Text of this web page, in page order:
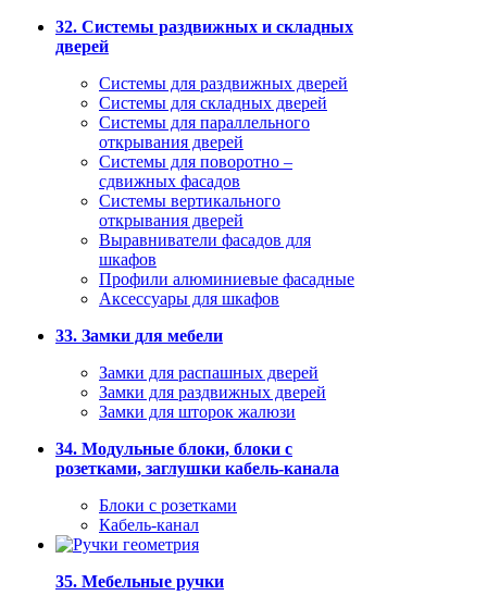
32. Системы раздвижных и складных
дверей
Системы для раздвижных дверей
Системы для складных дверей
Системы для параллельного
открывания дверей
Системы для поворотно –
сдвижных фасадов
Системы вертикального
открывания дверей
Выравниватели фасадов для
шкафов
Профили алюминиевые фасадные
Аксессуары для шкафов
33. Замки для мебели
Замки для распашных дверей
Замки для раздвижных дверей
Замки для шторок жалюзи
34. Модульные блоки, блоки с
розетками, заглушки кабель-канала
Блоки с розетками
Кабель-канал
35. Мебельные ручки